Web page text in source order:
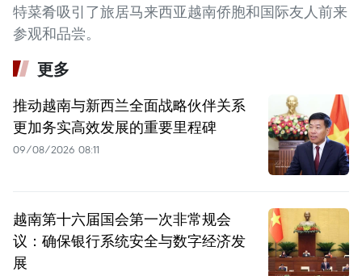
特菜肴吸引了旅居马来西亚越南侨胞和国际友人前来
参观和品尝。
更多
推动越南与新西兰全面战略伙伴关系
更加务实高效发展的重要里程碑
09/08/2026 08:11
越南第十六届国会第一次非常规会
议：确保银行系统安全与数字经济发
展